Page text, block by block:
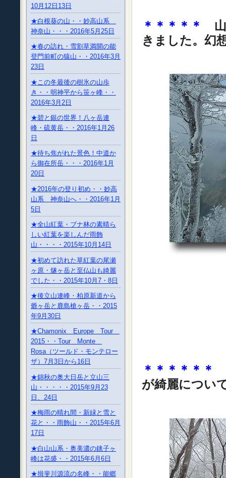
10月12日13日
★白根葵の山・・妙高山系
神奈山・・・2016年5月25日
★春の訪れ・雪割草満開の能
登門前町の猿山・・2016年3月
23日
★この冬最後の樹氷の山歩
き・・明神平から笹ヶ峰・・
2016年3月2日
★碧と銀の世界！八ヶ岳連
峰・硫黄岳・・2016年1月26
日
★待ち焦がれた景色！中道か
ら御在所岳・・・2016年1月
20日
★2016年の登り初め・・妙高
山系 神奈山へ・・2016年1月
5日
★全山紅葉・ブナ林の素晴ら
しい紅葉を楽しんだ雨飾
山・・・・2015年10月14日
★初めて訪れた草紅葉の尾瀬
ヶ原・燧ヶ岳と至仏山も綺麗
でした・・2015年10月7・8日
★後立山連峰・柏原新道から
爺ヶ岳と鹿島槍ヶ岳・・2015
年9月30日
★Chamonix Europe Tour
2015・・Tour Monte
Rosa（ツールド・モンテロー
ザ）7月3日から16日
★錦秋の奥大日岳と立山三
山・・・・・2015年9月23
日、24日
★梅雨の晴れ間・新緑と雪と
花と・・雨飾山・・2015年6月
17日
★白山山系・奥美濃の銚子ヶ
峰は花盛・・2015年6月6日
★揖斐川源流の名峰・・能郷
＊＊＊＊＊
きました。
＊＊＊＊＊＊
が綺麗につ